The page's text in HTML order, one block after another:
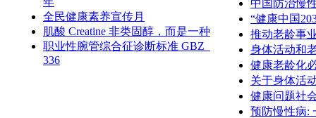
全民健康素养宣传月
肌酸 Creatine 非类固醇，而是一种
职业性腕管综合征诊断标准 GBZ
336
中国防治慢
“健康中国
推动老龄事
身体活动和
健康老龄化
关于身体活
健康问题社
预防慢性病: